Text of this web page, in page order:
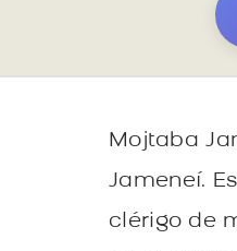
Mojtaba
Jameneí.
clérigo de